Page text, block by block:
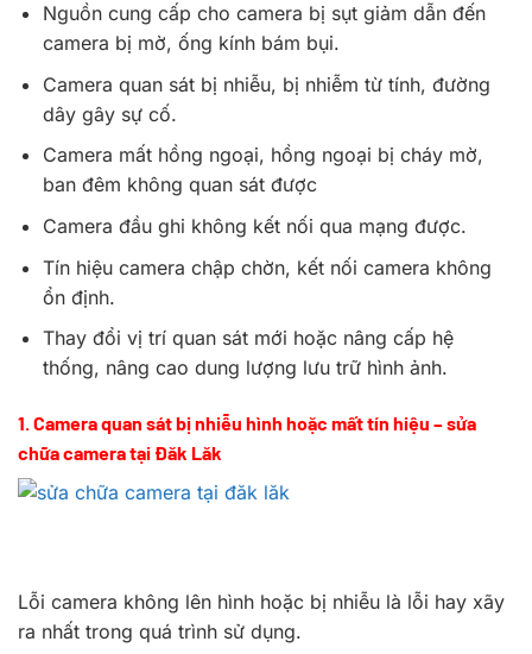
Nguồn cung cấp cho camera bị sụt giảm dẫn đến
camera bị mờ, ống kính bám bụi.
Camera quan sát bị nhiễu, bị nhiễm từ tính, đường
dây gây sự cố.
Camera mất hồng ngoại, hồng ngoại bị cháy mờ,
ban đêm không quan sát được
Camera đầu ghi không kết nối qua mạng được.
Tín hiệu camera chập chờn, kết nối camera không
ổn định.
Thay đổi vị trí quan sát mới hoặc nâng cấp hệ
thống, nâng cao dung lượng lưu trữ hình ảnh.
1. Camera quan sát bị nhiễu hình hoặc mất tín hiệu – sửa
chữa camera tại Đăk Lăk
Lỗi camera không lên hình hoặc bị nhiễu là lỗi hay xãy
ra nhất trong quá trình sử dụng.